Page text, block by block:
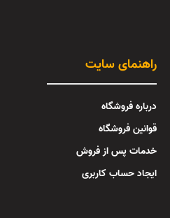
راهنمای سایت
درباره فروشگاه
قوانین فروشگاه
خدمات پس از فروش
ایجاد حساب کاربری